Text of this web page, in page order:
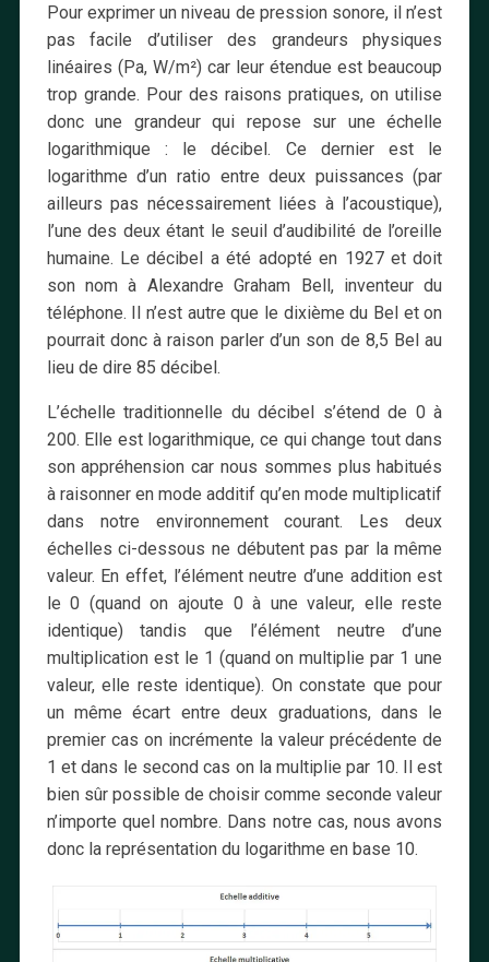
Pour exprimer un niveau de pression sonore, il n’est
pas facile d’utiliser des grandeurs physiques
linéaires (Pa, W/m²) car leur étendue est beaucoup
trop grande. Pour des raisons pratiques, on utilise
donc une grandeur qui repose sur une échelle
logarithmique : le décibel. Ce dernier est le
logarithme d’un ratio entre deux puissances (par
ailleurs pas nécessairement liées à l’acoustique),
l’une des deux étant le seuil d’audibilité de l’oreille
humaine. Le décibel a été adopté en 1927 et doit
son nom à Alexandre Graham Bell, inventeur du
téléphone. Il n’est autre que le dixième du Bel et on
pourrait donc à raison parler d’un son de 8,5 Bel au
lieu de dire 85 décibel.
L’échelle traditionnelle du décibel s’étend de 0 à
200. Elle est logarithmique, ce qui change tout dans
son appréhension car nous sommes plus habitués
à raisonner en mode additif qu’en mode multiplicatif
dans notre environnement courant. Les deux
échelles ci-dessous ne débutent pas par la même
valeur. En effet, l’élément neutre d’une addition est
le 0 (quand on ajoute 0 à une valeur, elle reste
identique) tandis que l’élément neutre d’une
multiplication est le 1 (quand on multiplie par 1 une
valeur, elle reste identique). On constate que pour
un même écart entre deux graduations, dans le
premier cas on incrémente la valeur précédente de
1 et dans le second cas on la multiplie par 10. Il est
bien sûr possible de choisir comme seconde valeur
n’importe quel nombre. Dans notre cas, nous avons
donc la représentation du logarithme en base 10.